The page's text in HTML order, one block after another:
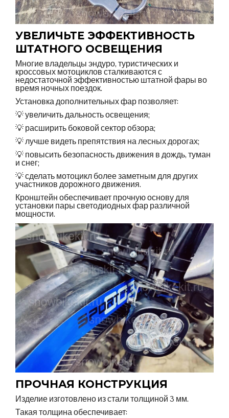
УВЕЛИЧЬТЕ ЭФФЕКТИВНОСТЬ
ШТАТНОГО ОСВЕЩЕНИЯ
Многие владельцы эндуро, туристических и
кроссовых мотоциклов сталкиваются с
недостаточной эффективностью штатной фары во
время ночных поездок.
Установка дополнительных фар позволяет:
💡 увеличить дальность освещения;
💡 расширить боковой сектор обзора;
💡 лучше видеть препятствия на лесных дорогах;
💡 повысить безопасность движения в дождь, туман
и снег;
💡 сделать мотоцикл более заметным для других
участников дорожного движения.
Кронштейн обеспечивает прочную основу для
установки пары светодиодных фар различной
мощности.
ПРОЧНАЯ КОНСТРУКЦИЯ
Изделие изготовлено из стали толщиной 3 мм.
Такая толщина обеспечивает: